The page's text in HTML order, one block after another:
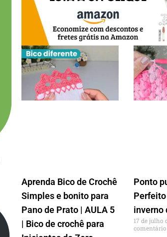
Aprenda Bico de Crochê
Simples e bonito para
Pano de Prato | AULA 5
| Bico de crochê para
Ponto
inverno
17 de julho
comentário